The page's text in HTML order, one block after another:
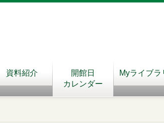
資料紹介
開館日
カレンダー
Myライブラ